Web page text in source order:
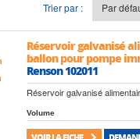
Trier par :
Réservoir galvanisé
ballon pour pompe
Renson 102011
Réservoir galvanisé
Volume